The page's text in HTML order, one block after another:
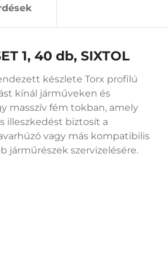
1, 40 db, SIXTOL
készlete Torx profilú
kínál járműveken és
masszív fém tokban, amely
illeszkedést biztosít a
vagy más kompatibilis
járműrészek szervizelésére.